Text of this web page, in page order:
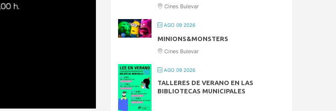
Cines Bulevar
AGO 09 2026
MINIONS&MONSTERS
Cines Bulevar
AGO 09 2026
TALLERES DE VERANO EN LAS
BIBLIOTECAS MUNICIPALES